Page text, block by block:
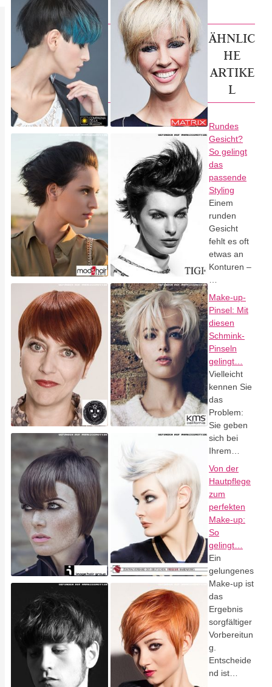
ÄHNLIC
HE
ARTIKE
L
Rundes
Gesicht?
So gelingt
das
passende
Styling
Einem
runden
Gesicht
fehlt es oft
etwas an
Konturen –
Make-up-
Pinsel: Mit
diesen
Schmink-
Pinseln
gelingt…
Vielleicht
kennen Sie
das
Problem:
Sie geben
sich bei
Ihrem…
Von der
Hautpflege
zum
perfekten
Make-up:
So
gelingt…
Ein
gelungenes
Make-up ist
das
Ergebnis
sorgfältiger
Vorbereitun
g.
Entscheide
nd ist…